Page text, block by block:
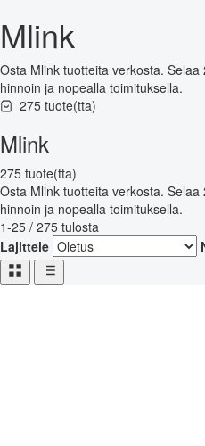
Mlink
Osta Mlink tuotteita verkosta.
hinnoin ja nopealla toimituksella.
275 tuote(tta)
Mlink
275 tuote(tta)
Osta Mlink tuotteita verkosta.
hinnoin ja nopealla toimituksella.
1-25 / 275 tulosta
Lajittele